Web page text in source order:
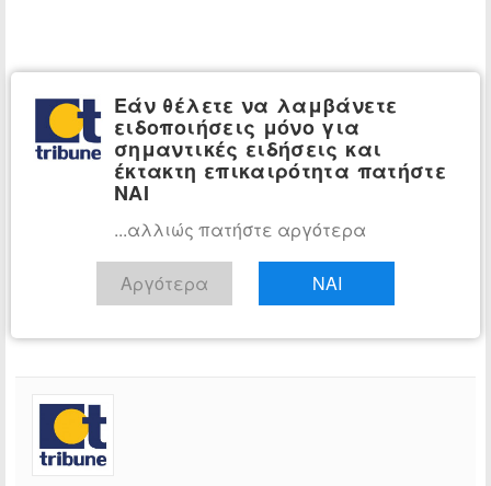
Εάν θέλετε να λαμβάνετε
ειδοποιήσεις μόνο για
σημαντικές ειδήσεις και
έκτακτη επικαιρότητα πατήστε
ΝΑΙ
...αλλιώς πατήστε αργότερα
Αργότερα ΝΑΙ